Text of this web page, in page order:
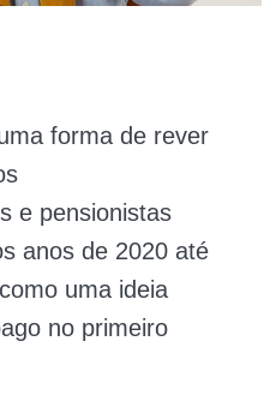
forma de rever
e pensionistas
anos de 2020 até
uma ideia
no primeiro